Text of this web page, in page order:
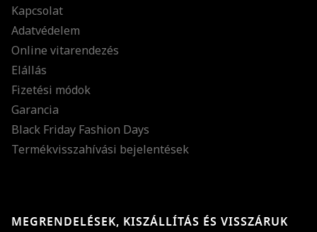
Kapcsolat
Adatvédelem
Online vitarendezés
Elállás
Fizetési módok
Garancia
Black Friday Fashion Days
Termékvisszahívási bejelentések
MEGRENDELÉSEK, KISZÁLLÍTÁS ÉS VISSZÁRUK